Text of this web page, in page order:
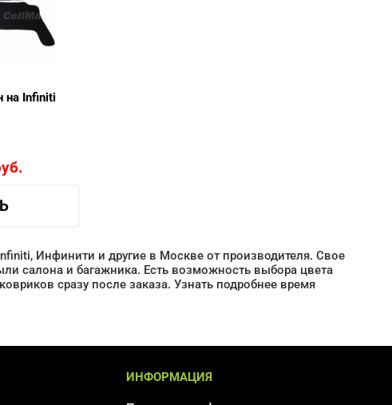
на Infiniti
Инфинити и другие в Москве от производителя. Свое
салона и багажника. Есть возможность выбора цвета
сразу после заказа. Узнать подробнее время
ИНФОРМАЦИЯ